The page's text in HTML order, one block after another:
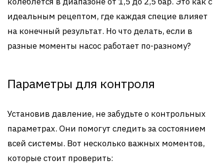
идеальным рецептом, где каждая специе влияет
на конечный результат. Но что делать, если в
разные моменты насос работает по-разному?
Параметры для контроля
Установив давление, не забудьте о контрольных
параметрах. Они помогут следить за состоянием
всей системы. Вот несколько важных моментов,
которые стоит проверить: